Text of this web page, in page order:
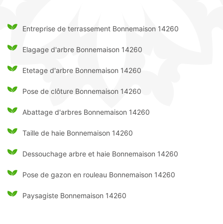
Entreprise de terrassement Bonnemaison 14260
Elagage d'arbre Bonnemaison 14260
Etetage d'arbre Bonnemaison 14260
Pose de clôture Bonnemaison 14260
Abattage d'arbres Bonnemaison 14260
Taille de haie Bonnemaison 14260
Dessouchage arbre et haie Bonnemaison 14260
Pose de gazon en rouleau Bonnemaison 14260
Paysagiste Bonnemaison 14260